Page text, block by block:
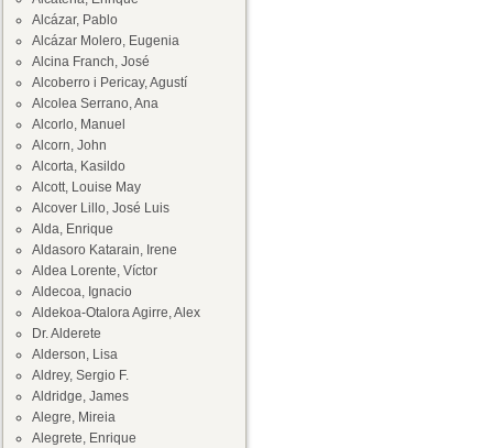
Alcázar, Pablo
Alcázar Molero, Eugenia
Alcina Franch, José
Alcoberro i Pericay, Agustí
Alcolea Serrano, Ana
Alcorlo, Manuel
Alcorn, John
Alcorta, Kasildo
Alcott, Louise May
Alcover Lillo, José Luis
Alda, Enrique
Aldasoro Katarain, Irene
Aldea Lorente, Víctor
Aldecoa, Ignacio
Aldekoa-Otalora Agirre, Alex
Dr. Alderete
Alderson, Lisa
Aldrey, Sergio F.
Aldridge, James
Alegre, Mireia
Alegrete, Enrique